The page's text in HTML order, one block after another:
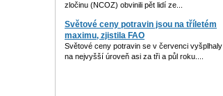
zločinu (NCOZ) obvinili pět lidí ze...
Světové ceny potravin jsou na tříletém
maximu, zjistila FAO
Světové ceny potravin se v červenci vyšplhaly
na nejvyšší úroveň asi za tři a půl roku....